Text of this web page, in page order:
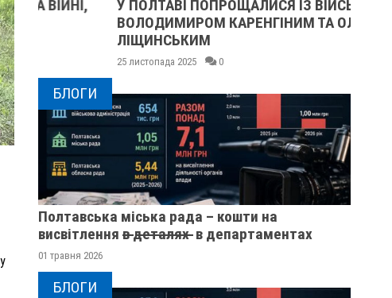
У ПОЛТАВІ ПОПРОЩАЛИСЯ ІЗ ВІЙСЬКОВИМИ
ВОЛОДИМИРОМ КАРЕНГІНИМ ТА ОЛЕГОМ
ЛІЩИНСЬКИМ
25 листопада 2025 0
БЛОГИ
Полтавська міська рада – кошти на
висвітлення в̶ ̶д̶е̶т̶а̶л̶я̶х̶ ̶ в департаментах
01 травня 2026
БЛОГИ